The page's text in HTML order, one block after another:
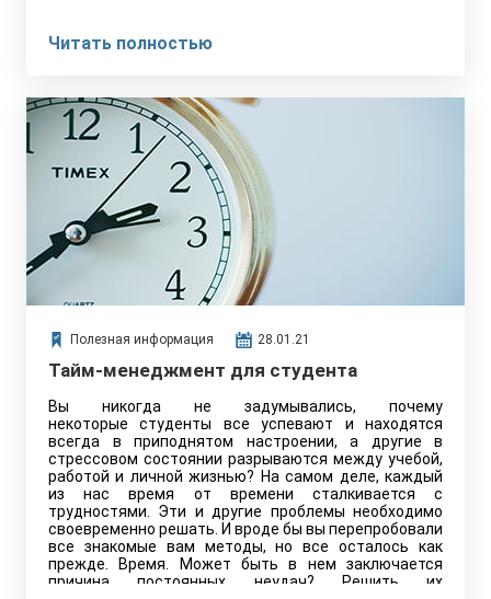
Читать полностью
Полезная информация 28.01.21
Тайм-менеджмент для студента
Вы никогда не задумывались, почему
некоторые студенты все успевают и находятся
всегда в приподнятом настроении, а другие в
стрессовом состоянии разрываются между учебой,
работой и личной жизнью? На самом деле, каждый
из нас время от времени сталкивается с
трудностями. Эти и другие проблемы необходимо
своевременно решать. И вроде бы вы перепробовали
все знакомые вам методы, но все осталось как
прежде. Время. Может быть в нем заключается
причина постоянных неудач? Решить их